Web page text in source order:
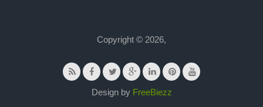
Copyright © 2026,
Design by FreeBiezz